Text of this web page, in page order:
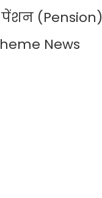
(Pension)
News